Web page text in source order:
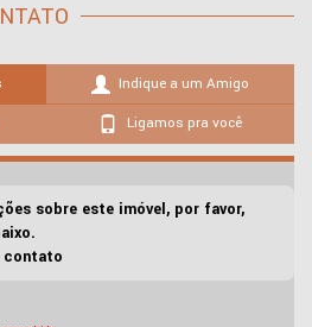
Indique a um Amigo
Ligamos pra você
sobre este imóvel, por favor,
contato